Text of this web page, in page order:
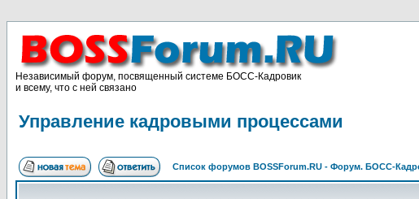
Независимый форум, посвященный системе БОСС-Кадровик
и всему, что с ней связано
Управление кадровыми процессами
Список форумов BOSSForum.RU - Форум. БОСС-